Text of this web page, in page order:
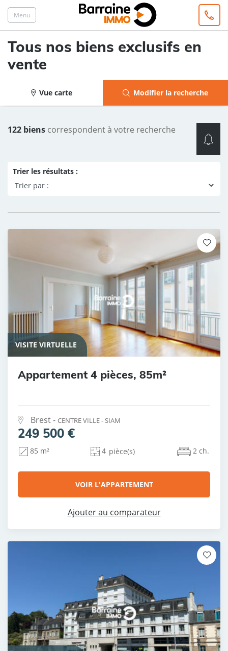
Menu
Tous nos biens exclusifs en
vente
Vue carte Modifier la recherche
122 biens correspondent à votre recherche
Trier les résultats :
VISITE VIRTUELLE
Appartement 4 pièces, 85m²
Brest - CENTRE VILLE - SIAM
249 500 €
85 m² 4 pièce(s) 2 ch.
VOIR L'APPARTEMENT
Ajouter au comparateur